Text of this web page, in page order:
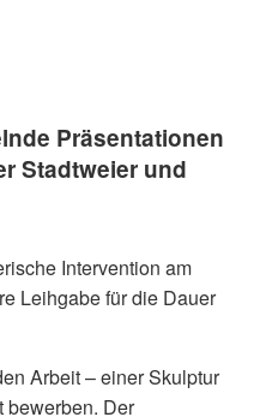
Präsentationen
Stadtweier und
Intervention am
Leihgabe für die Dauer
Arbeit – einer Skulptur
bewerben. Der